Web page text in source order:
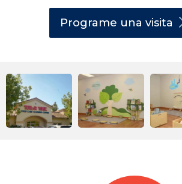
Programe unavisita